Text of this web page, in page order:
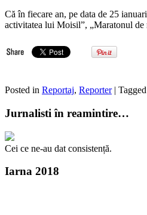
Că în fiecare an, pe data de 25
activitatea lui Moisil”, „Maratonul
Posted in Reportaj, Reporter | Tagged
Jurnalisti în reamintire…
Cei ce ne-au dat consistență.
Iarna 2018